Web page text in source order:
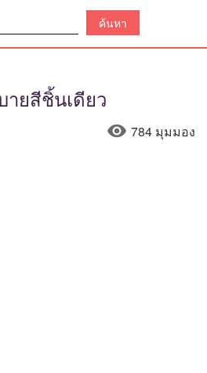
ยสีชิ้นเดียว
784 มุมมอง